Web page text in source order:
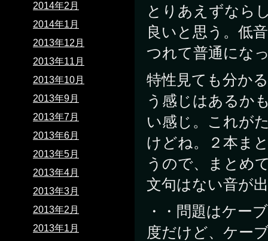
とりあえずなら
良いと思う。低
つれて普通にな
特性見ても分か
う感じはあるか
い感じ。これが
けどね。２本ま
うので、まとめ
文句はない音が
・・問題はケー
度だけど、ケー
2014年2月
2014年1月
2013年12月
2013年11月
2013年10月
2013年9月
2013年7月
2013年6月
2013年5月
2013年4月
2013年3月
2013年2月
2013年1月